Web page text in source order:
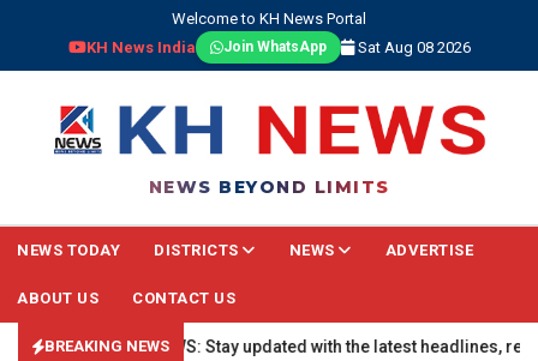
Welcome to KH News Portal
KH News India
Join WhatsApp Sat Aug 08 2026
NEWS BEYOND LIMITS
NEWS TODAY DISTRICTS NEWS ADVERTISE
ABOUT US CONTACT US
BREAKING NEWS
🔴 BREAKING NEWS: Stay updated with the latest headlines,